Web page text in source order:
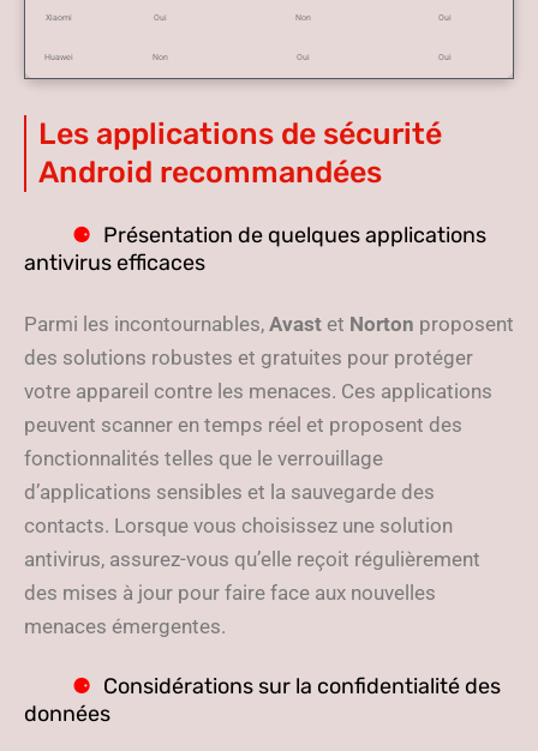
Xiaomi Oui Non Oui
Huawei Non Oui Oui
Les applications de sécurité
Android recommandées
Présentation de quelques applications
antivirus efficaces
Parmi les incontournables, Avast et Norton proposent
des solutions robustes et gratuites pour protéger
votre appareil contre les menaces. Ces applications
peuvent scanner en temps réel et proposent des
fonctionnalités telles que le verrouillage
d’applications sensibles et la sauvegarde des
contacts. Lorsque vous choisissez une solution
antivirus, assurez-vous qu’elle reçoit régulièrement
des mises à jour pour faire face aux nouvelles
menaces émergentes.
Considérations sur la confidentialité des
données